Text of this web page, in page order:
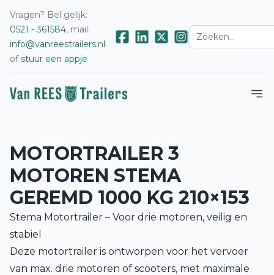
Vragen? Bel gelijk:
0521 - 361584, mail:
info@vanreestrailers.nl
ofstuur een appje
MOTORTRAILER 3
MOTOREN STEMA
GEREMD 1000 KG 210×153
Stema Motortrailer – Voor drie motoren, veilig en
stabiel
Deze motortrailer is ontworpen voor het vervoer
van max. drie motoren of scooters, met maximale